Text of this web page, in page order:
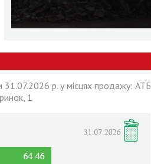
31.07.2026 р. у місцях продажу: АТБ,
1